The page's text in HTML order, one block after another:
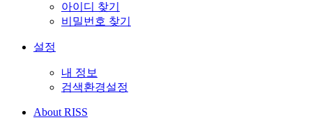
아이디 찾기
비밀번호 찾기
설정
내 정보
검색환경설정
About RISS